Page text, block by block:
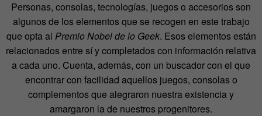
Personas, consolas, tecnologías, juegos o accesorios son
algunos de los elementos que se recogen en este trabajo
que opta al Premio Nobel de lo Geek. Esos elementos están
relacionados entre sí y completados con información relativa
a cada uno. Cuenta, además, con un buscador con el que
encontrar con facilidad aquellos juegos, consolas o
complementos que alegraron nuestra existencia y
amargaron la de nuestros progenitores.